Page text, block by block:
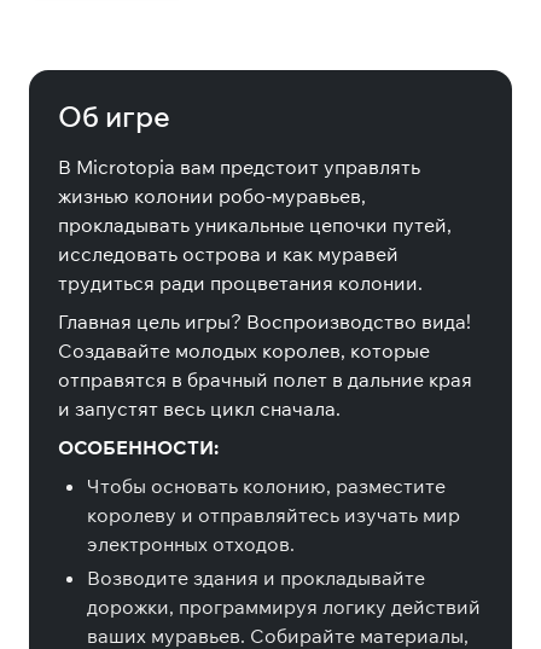
Об игре
В Microtopia вам предстоит управлять
жизнью колонии робо-муравьев,
прокладывать уникальные цепочки путей,
исследовать острова и как муравей
трудиться ради процветания колонии.
Главная цель игры? Воспроизводство вида!
Создавайте молодых королев, которые
отправятся в брачный полет в дальние края
и запустят весь цикл сначала.
ОСОБЕННОСТИ:
Чтобы основать колонию, разместите
королеву и отправляйтесь изучать мир
электронных отходов.
Возводите здания и прокладывайте
дорожки, программируя логику действий
ваших муравьев. Собирайте материалы,